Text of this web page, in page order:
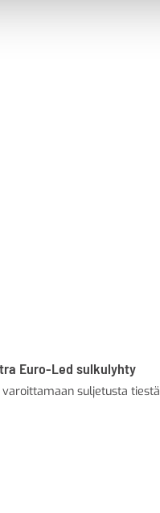
Euro-Led sulkulyhty
suljetusta tiestä